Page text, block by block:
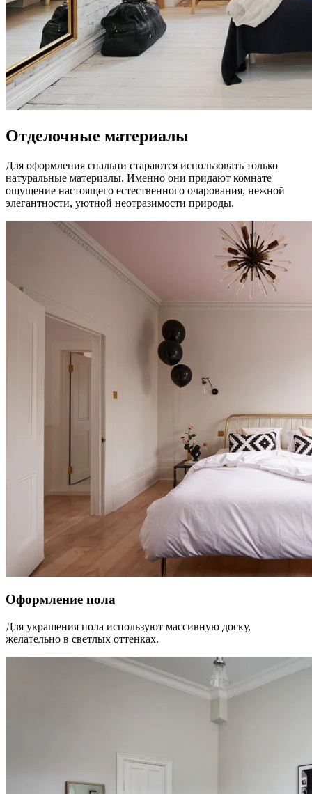
Отделочные материалы
Для оформления спальни стараются использовать только
натуральные материалы. Именно они придают комнате
ощущение настоящего естественного очарования, нежной
элегантности, уютной неотразимости природы.
Оформление пола
Для украшения пола используют массивную доску,
желательно в светлых оттенках.